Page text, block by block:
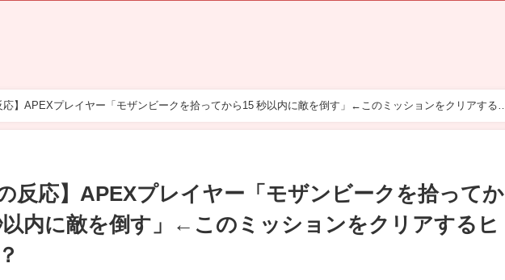
応】APEXプレイヤー「モザンビークを拾ってから15 秒以内に敵を倒す」←このミッションをクリアするヒ
の反応】APEXプレイヤー「モザンビークを拾ってか
以内に敵を倒す」←このミッションをクリアするヒ